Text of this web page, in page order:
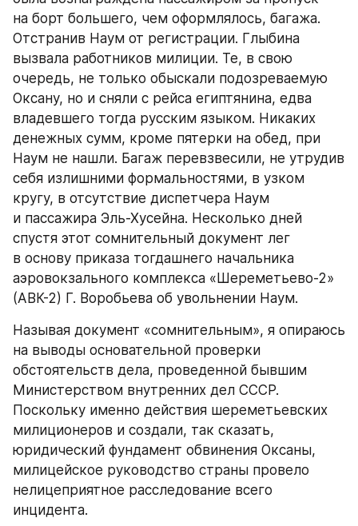
на борт большего, чем оформлялось, багажа.
Отстранив Наум от регистрации. Глыбина
вызвала работников милиции. Те, в свою
очередь, не только обыскали подозреваемую
Оксану, но и сняли с рейса египтянина, едва
владевшего тогда русским языком. Никаких
денежных сумм, кроме пятерки на обед, при
Наум не нашли. Багаж перевзвесили, не утрудив
себя излишними формальностями, в узком
кругу, в отсутствие диспетчера Наум
и пассажира Эль-Хусейна. Несколько дней
спустя этот сомнительный документ лег
в основу приказа тогдашнего начальника
аэровокзального комплекса «Шереметьево-2»
(АВК-2) Г. Воробьева об увольнении Наум.
Называя документ «сомнительным», я опираюсь
на выводы основательной проверки
обстоятельств дела, проведенной бывшим
Министерством внутренних дел СССР.
Поскольку именно действия шереметьевских
милиционеров и создали, так сказать,
юридический фундамент обвинения Оксаны,
милицейское руководство страны провело
нелицеприятное расследование всего
инцидента.